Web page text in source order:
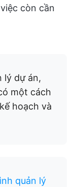
còn cần
lý dự án,
một cách
hoạch và
quản lý